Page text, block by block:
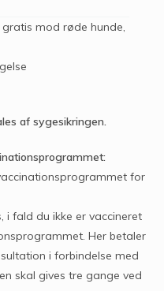
gratis mod røde hunde,
af sygesikringen.
for
i fald du ikke er vaccineret
Her betaler
i forbindelse med
skal gives tre gange ved